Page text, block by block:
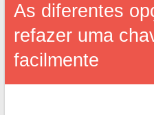
As diferentes
refazer uma
facilmente